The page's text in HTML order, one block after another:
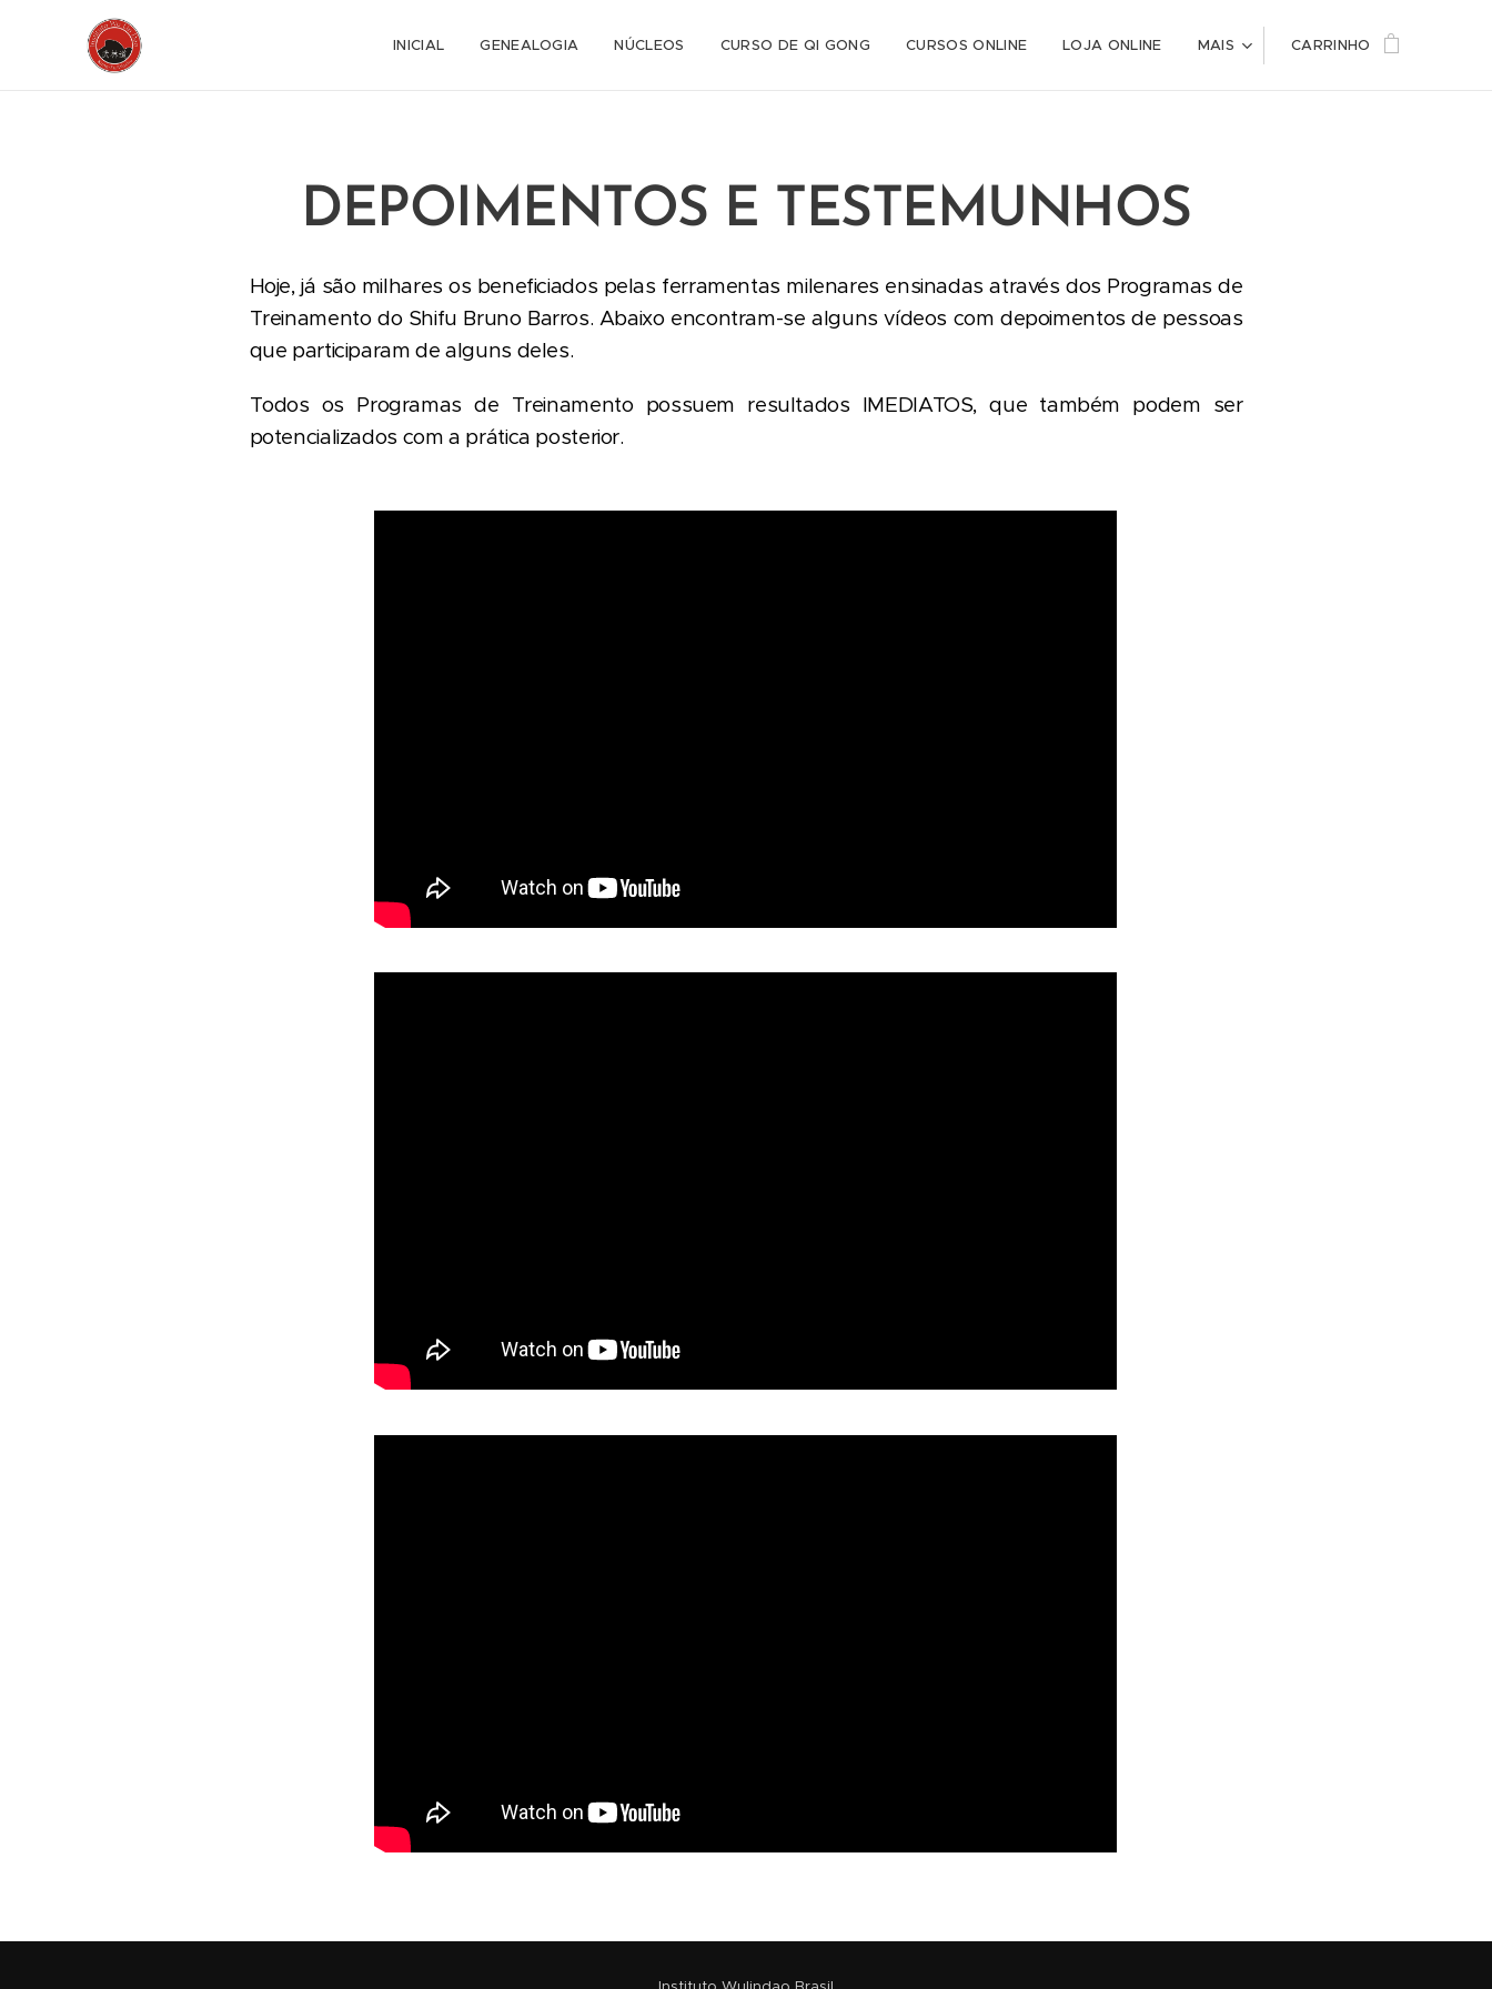
INICIAL GENEALOGIA NÚCLEOS CURSO DE QI GONG CURSOS ONLINE LOJA ONLINE MAIS CARRINHO
DEPOIMENTOS E TESTEMUNHOS
Hoje, já são milhares os beneficiados pelas ferramentas milenares ensinadas através dos Programas de
Treinamento do Shifu Bruno Barros. Abaixo encontram-se alguns vídeos com depoimentos de pessoas
que participaram de alguns deles.
Todos os Programas de Treinamento possuem resultados IMEDIATOS, que também podem ser
potencializados com a prática posterior.